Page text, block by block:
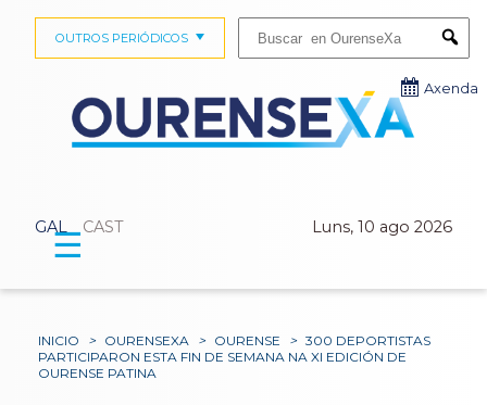
GAL CAST Luns, 10 ago 2026
OUTROS PERIÓDICOS
Axenda
☰
INICIO > OURENSEXA > OURENSE > 300 DEPORTISTAS
PARTICIPARON ESTA FIN DE SEMANA NA XI EDICIÓN DE
OURENSE PATINA